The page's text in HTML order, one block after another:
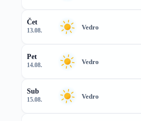
Čet
13.08. Vedro
Pet
14.08. Vedro
Sub
15.08. Vedro